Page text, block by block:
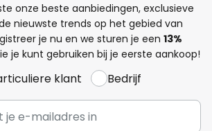
onze beste aanbiedingen, exclusieve
nieuwste trends op het gebied van
je nu en we sturen je een 13%
je kunt gebruiken bij je eerste aankoop!
klant Bedrijf